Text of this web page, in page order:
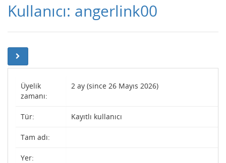
Kullanıcı: angerlink00
Üyelik
zamanı:
2 ay (since 26 Mayıs 2026)
Tür: Kayıtlı kullanıcı
Tam adı:
Yer: